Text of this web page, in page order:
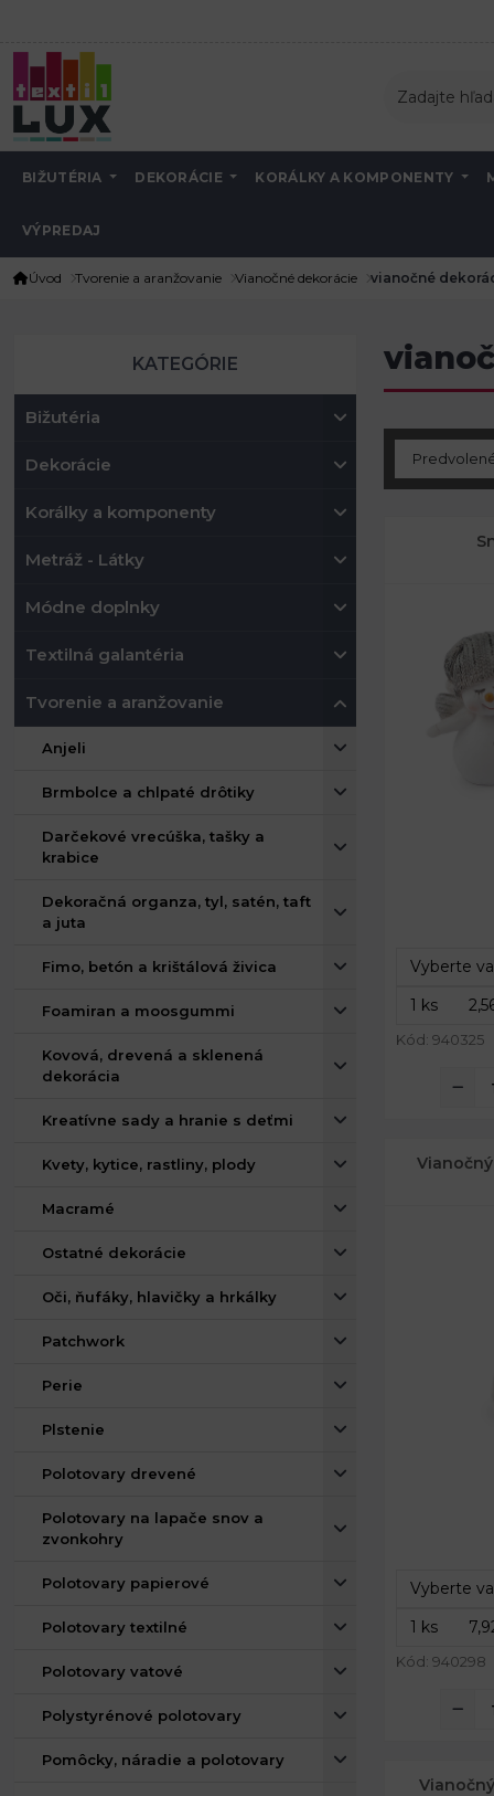
BIŽUTÉRIA DEKORÁCIE KORÁLKY A KOMPONENTY
VÝPREDAJ
Úvod Tvorenie a aranžovanie Vianočné dekorácie vianočné
KATEGÓRIE
Bižutéria
Dekorácie
Korálky a komponenty
Metráž - Látky
Módne doplnky
Textilná galantéria
Tvorenie a aranžovanie
Anjeli
Brmbolce a chlpaté drôtiky
Darčekové vrecúška, tašky a
krabice
Dekoračná organza, tyl, satén, taft
a juta
Fimo, betón a krištálová živica
Foamiran a moosgummi
Kovová, drevená a sklenená
dekorácia
Kreatívne sady a hranie s deťmi
Kvety, kytice, rastliny, plody
Macramé
Ostatné dekorácie
Oči, ňufáky, hlavičky a hrkálky
Patchwork
Perie
Plstenie
Polotovary drevené
Polotovary na lapače snov a
zvonkohry
Polotovary papierové
Polotovary textilné
Polotovary vatové
Polystyrénové polotovary
Pomôcky, náradie a polotovary
Kód: 940325
Kód: 940298